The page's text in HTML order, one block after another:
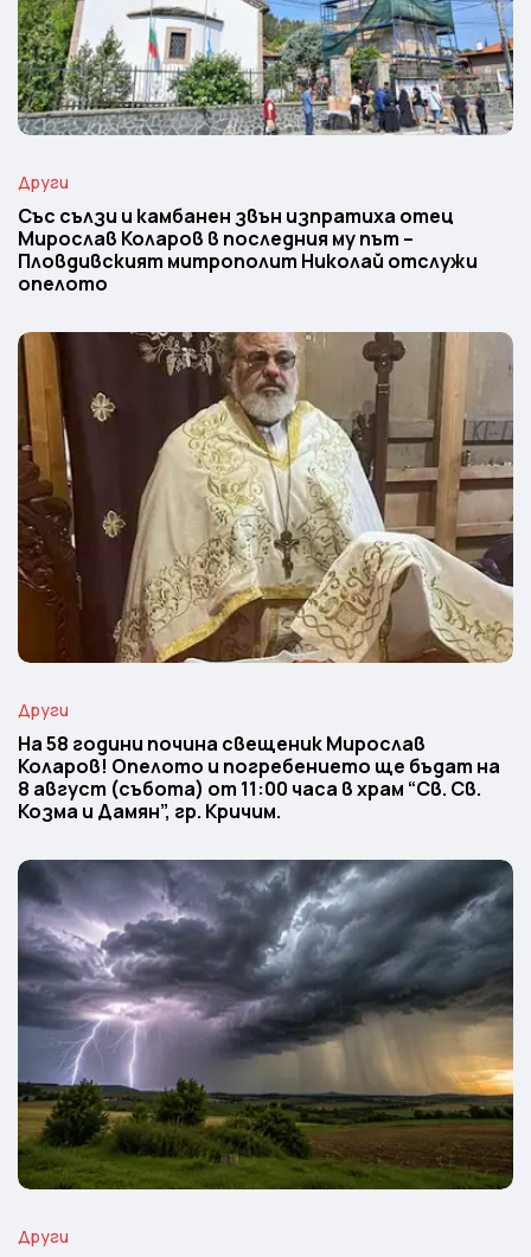
Други
Със сълзи и камбанен звън изпратиха отец
Мирослав Коларов в последния му път –
Пловдивският митрополит Николай отслужи
опелото
Други
На 58 години почина свещеник Мирослав
Коларов! Опелото и погребението ще бъдат на
8 август (събота) от 11:00 часа в храм “Св. Св.
Козма и Дамян”, гр. Кричим.
Други